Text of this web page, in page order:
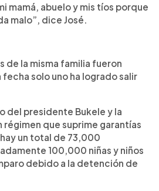
mamá, abuelo y mis tíos porque
malo”, dice José.
de la misma familia fueron
solo uno ha logrado salir
del presidente Bukele y la
régimen que suprime garantías
un total de 73,000
100,000 niñas y niños
debido a la detención de